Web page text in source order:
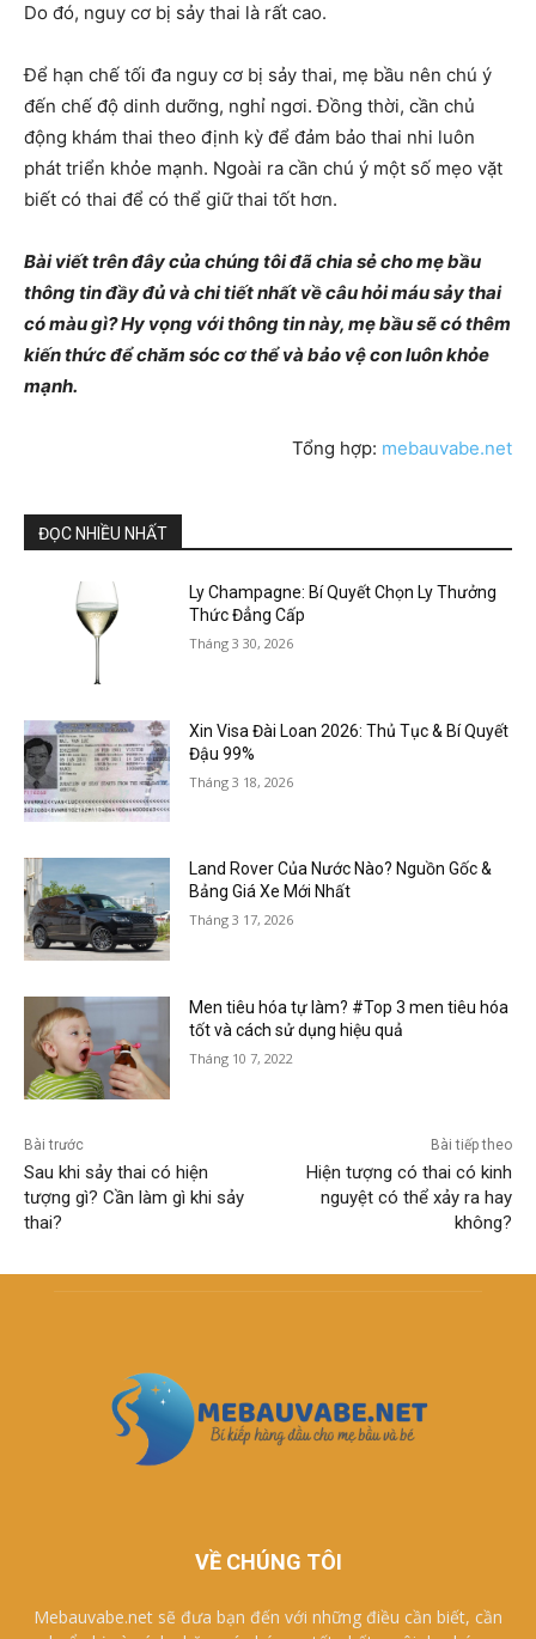
Do đó, nguy cơ bị sảy thai là rất cao.
Để hạn chế tối đa nguy cơ bị sảy thai, mẹ bầu nên chú ý
đến chế độ dinh dưỡng, nghỉ ngơi. Đồng thời, cần chủ
động khám thai theo định kỳ để đảm bảo thai nhi luôn
phát triển khỏe mạnh. Ngoài ra cần chú ý một số mẹo vặt
biết có thai để có thể giữ thai tốt hơn.
Bài viết trên đây của chúng tôi đã chia sẻ cho mẹ bầu
thông tin đầy đủ và chi tiết nhất về câu hỏi máu sảy thai
có màu gì? Hy vọng với thông tin này, mẹ bầu sẽ có thêm
kiến thức để chăm sóc cơ thể và bảo vệ con luôn khỏe
mạnh.
Tổng hợp: mebauvabe.net
ĐỌC NHIỀU NHẤT
Ly Champagne: Bí Quyết Chọn Ly Thưởng
Thức Đẳng Cấp
Tháng 3 30, 2026
Xin Visa Đài Loan 2026: Thủ Tục & Bí Quyết
Đậu 99%
Tháng 3 18, 2026
Land Rover Của Nước Nào? Nguồn Gốc &
Bảng Giá Xe Mới Nhất
Tháng 3 17, 2026
Men tiêu hóa tự làm? #Top 3 men tiêu hóa
tốt và cách sử dụng hiệu quả
Tháng 10 7, 2022
Bài trước
Sau khi sảy thai có hiện
tượng gì? Cần làm gì khi sảy
thai?
Bài tiếp theo
Hiện tượng có thai có kinh
nguyệt có thể xảy ra hay
không?
VỀ CHÚNG TÔI
Mebauvabe.net sẽ đưa bạn đến với những điều cần biết, cần